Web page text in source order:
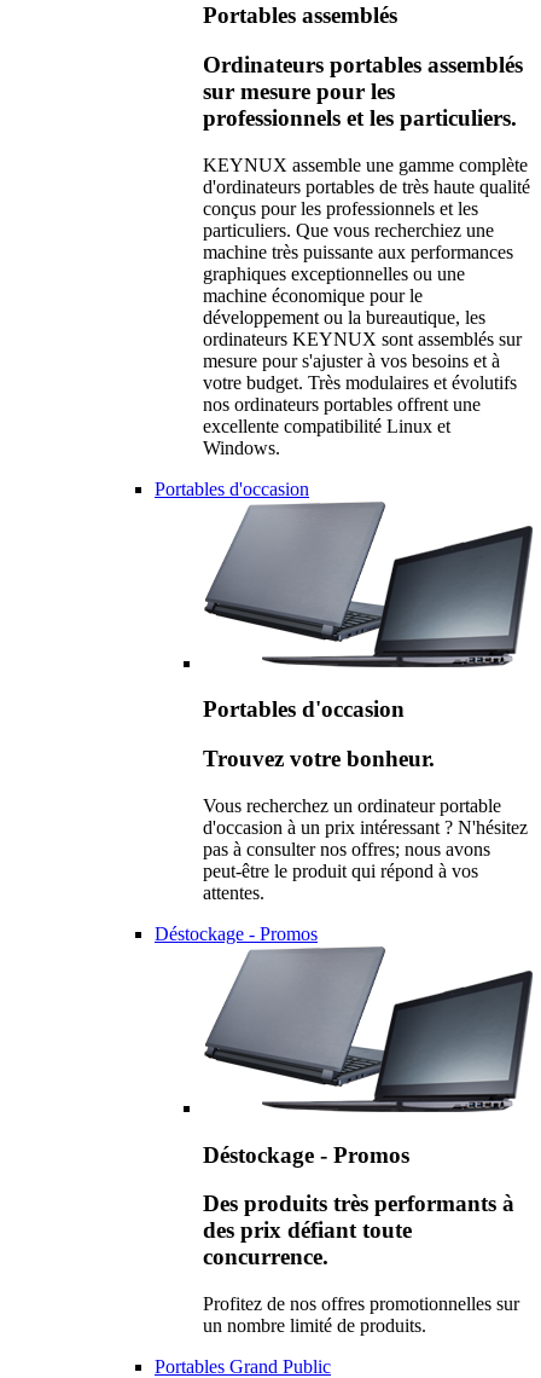
Portables assemblés
Ordinateurs portables assemblés
sur mesure pour les
professionnels et les particuliers.
KEYNUX assemble une gamme complète
d'ordinateurs portables de très haute qualité
conçus pour les professionnels et les
particuliers. Que vous recherchiez une
machine très puissante aux performances
graphiques exceptionnelles ou une
machine économique pour le
développement ou la bureautique, les
ordinateurs KEYNUX sont assemblés sur
mesure pour s'ajuster à vos besoins et à
votre budget. Très modulaires et évolutifs
nos ordinateurs portables offrent une
excellente compatibilité Linux et
Windows.
Portables d'occasion
Portables d'occasion
Trouvez votre bonheur.
Vous recherchez un ordinateur portable
d'occasion à un prix intéressant ? N'hésitez
pas à consulter nos offres; nous avons
peut-être le produit qui répond à vos
attentes.
Déstockage - Promos
Déstockage - Promos
Des produits très performants à
des prix défiant toute
concurrence.
Profitez de nos offres promotionnelles sur
un nombre limité de produits.
Portables Grand Public